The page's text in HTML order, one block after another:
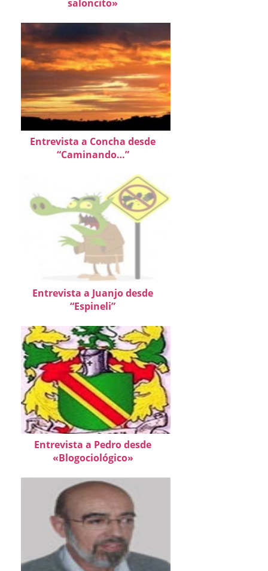
saloncito»
Entrevista a Concha desde
“Caminando…”
Entrevista a Juanjo desde
“Espineli”
Entrevista a Pedro desde
«Blogociológico»